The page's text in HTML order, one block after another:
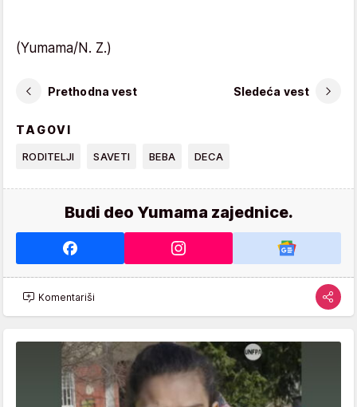
(Yumama/N. Z.)
Prethodna vest Sledeća vest
TAGOVI
RODITELJI SAVETI BEBA DECA
Budi deo Yumama zajednice.
Komentariši